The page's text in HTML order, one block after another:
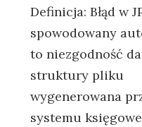
Definicja: Błąd w
spowodowany
to niezgodność
struktury pliku
wygenerowana
systemu